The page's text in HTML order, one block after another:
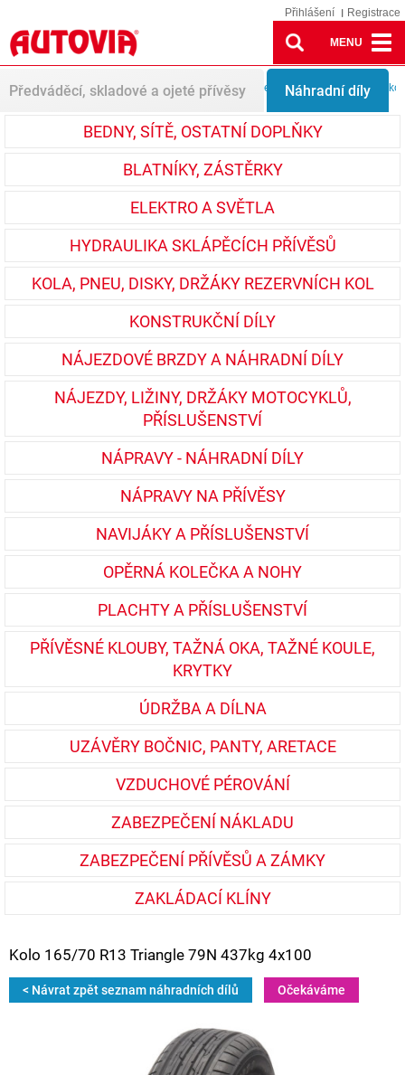
Přihlášení Registrace
MENU
Náhradní díly Kola, pneu, disky, držáky rezervních kol Kompletní
Předváděcí, skladové a ojeté přívěsy Náhradní díly
BEDNY, SÍTĚ, OSTATNÍ DOPLŇKY
BLATNÍKY, ZÁSTĚRKY
ELEKTRO A SVĚTLA
HYDRAULIKA SKLÁPĚCÍCH PŘÍVĚSŮ
KOLA, PNEU, DISKY, DRŽÁKY REZERVNÍCH KOL
KONSTRUKČNÍ DÍLY
NÁJEZDOVÉ BRZDY A NÁHRADNÍ DÍLY
NÁJEZDY, LIŽINY, DRŽÁKY MOTOCYKLŮ,
PŘÍSLUŠENSTVÍ
NÁPRAVY - NÁHRADNÍ DÍLY
NÁPRAVY NA PŘÍVĚSY
NAVIJÁKY A PŘÍSLUŠENSTVÍ
OPĚRNÁ KOLEČKA A NOHY
PLACHTY A PŘÍSLUŠENSTVÍ
PŘÍVĚSNÉ KLOUBY, TAŽNÁ OKA, TAŽNÉ KOULE,
KRYTKY
ÚDRŽBA A DÍLNA
UZÁVĚRY BOČNIC, PANTY, ARETACE
VZDUCHOVÉ PÉROVÁNÍ
ZABEZPEČENÍ NÁKLADU
ZABEZPEČENÍ PŘÍVĚSŮ A ZÁMKY
ZAKLÁDACÍ KLÍNY
Kolo 165/70 R13 Triangle 79N 437kg 4x100
< Návrat zpět seznam náhradních dílů Očekáváme